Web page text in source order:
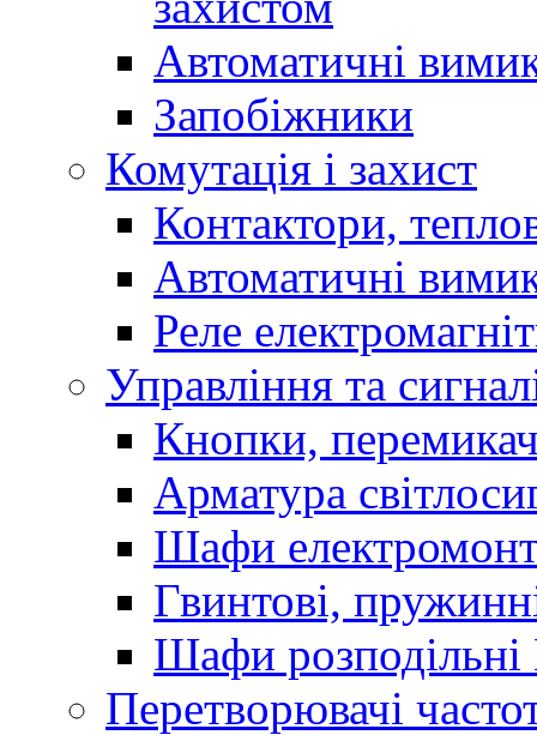
Автоматичні
Запобіжники
Комутація і захист
Контактори,
Автоматичні
Реле
Управління та
Кнопки,
Арматура
Шафи
Гвинтові,
Шафи розподільні
Перетворювачі